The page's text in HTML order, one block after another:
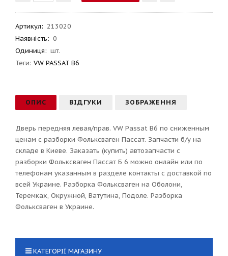
Артикул: 213020
Наявність: 0
Одиниця: шт.
Теги: VW PASSAT B6
ОПИС ВІДГУКИ ЗОБРАЖЕННЯ
Дверь передняя левая/прав. VW Passat B6 по сниженным
ценам с разборки Фольксваген Пассат. Запчасти б/у на
складе в Киеве. Заказать (купить) автозапчасти с
разборки Фольксваген Пассат Б 6 можно онлайн или по
телефонам указанным в разделе контакты с доставкой по
всей Украине. Разборка Фольксваген на Оболони,
Теремках, Окружной, Ватутина, Подоле. Разборка
Фольксваген в Украине.
КАТЕГОРІЇ МАГАЗИНУ